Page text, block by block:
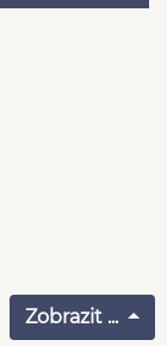
Zobrazit ...